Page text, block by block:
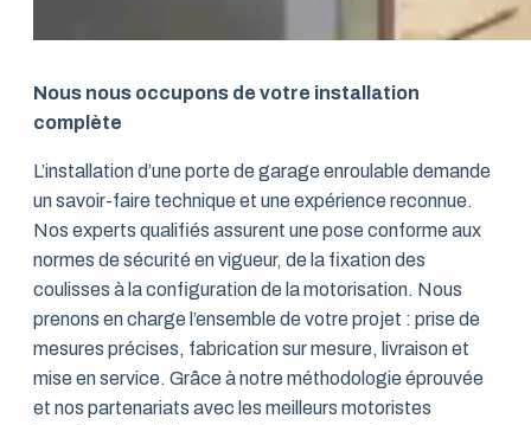
Nous nous occupons de votre installation
complète
L’installation d’une porte de garage enroulable demande
un savoir-faire technique et une expérience reconnue.
Nos experts qualifiés assurent une pose conforme aux
normes de sécurité en vigueur, de la fixation des
coulisses à la configuration de la motorisation. Nous
prenons en charge l’ensemble de votre projet : prise de
mesures précises, fabrication sur mesure, livraison et
mise en service. Grâce à notre méthodologie éprouvée
et nos partenariats avec les meilleurs motoristes